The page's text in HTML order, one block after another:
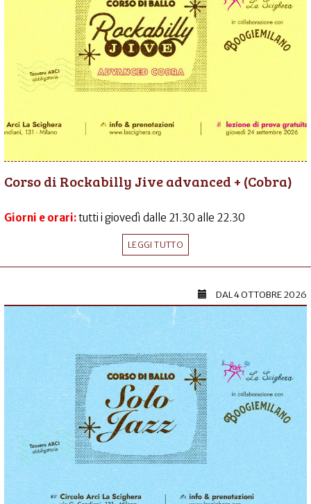
Corso di Rockabilly Jive advanced + (Cobra)
Giorni e orari:tutti i giovedì dalle 21.30 alle 22.30
LEGGI TUTTO
DAL4 OTTOBRE 2026